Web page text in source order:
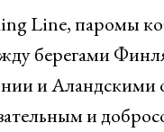
Line, паромы
берегами
и Аландскими
и